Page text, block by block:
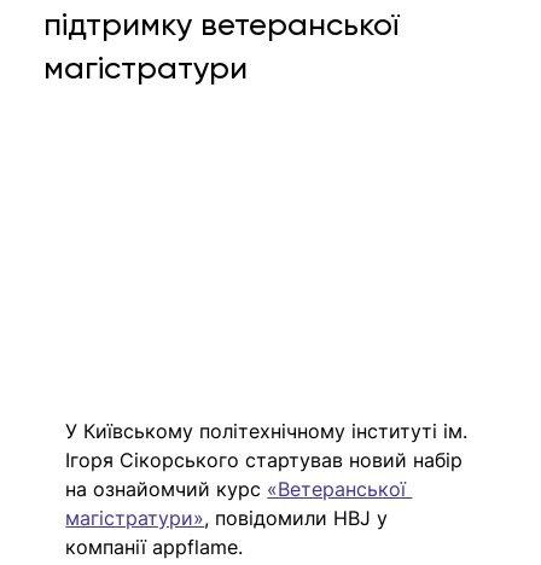
підтримку ветеранської
магістратури
У Київському політехнічному інституті ім.
Ігоря Сікорського стартував новий набір
на ознайомчий курс «Ветеранської
магістратури», повідомили HBJ у
компанії appflame.